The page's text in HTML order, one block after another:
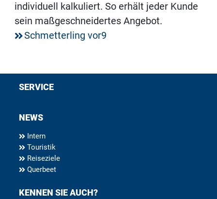
individuell kalkuliert. So erhält jeder Kunde
sein maßgeschneidertes Angebot.
Schmetterling vor9
SERVICE
NEWS
Intern
Touristik
Reiseziele
Querbeet
KENNEN SIE AUCH?